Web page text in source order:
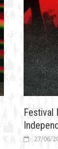
Festival
27/06/